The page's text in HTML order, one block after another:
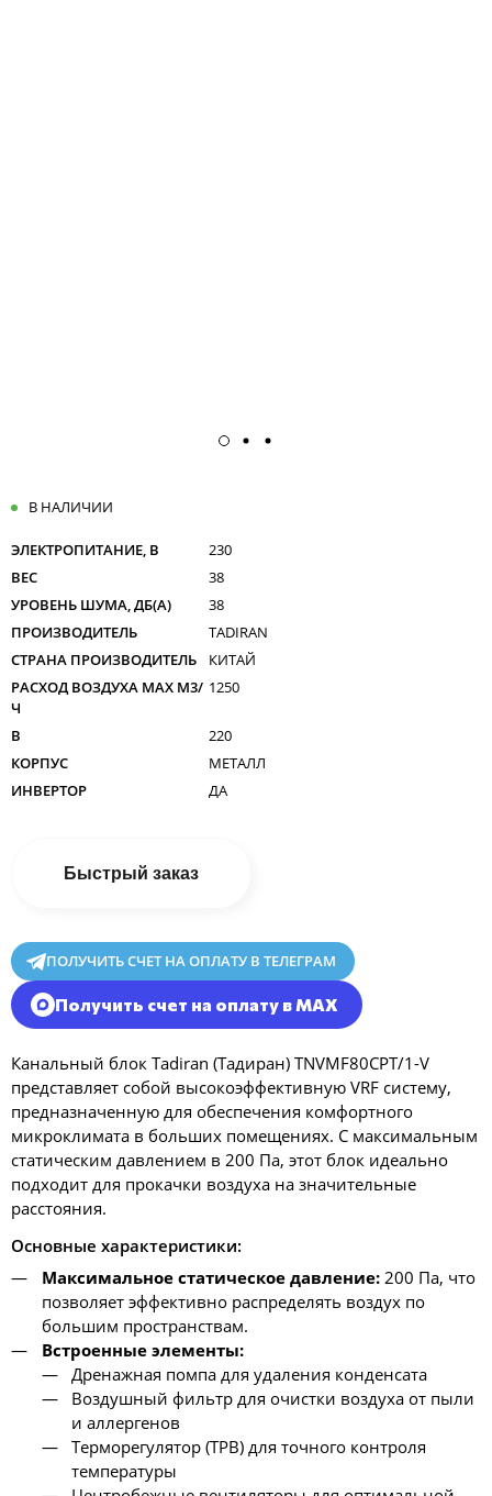
В НАЛИЧИИ
ЭЛЕКТРОПИТАНИЕ, В
230
ВЕС
38
УРОВЕНЬ ШУМА, ДБ(А)
38
ПРОИЗВОДИТЕЛЬ
TADIRAN
СТРАНА ПРОИЗВОДИТЕЛЬ
КИТАЙ
РАСХОД ВОЗДУХА MAX M3/
Ч
1250
В
220
КОРПУС
МЕТАЛЛ
ИНВЕРТОР
ДА
Быстрый заказ
ПОЛУЧИТЬ СЧЕТ НА ОПЛАТУ В ТЕЛЕГРАМ
Получить счет на оплату в MAX
Канальный блок Tadiran (Тадиран) TNVMF80CPT/1-V
представляет собой высокоэффективную VRF систему,
предназначенную для обеспечения комфортного
микроклимата в больших помещениях. С максимальным
статическим давлением в 200 Па, этот блок идеально
подходит для прокачки воздуха на значительные
расстояния.
Основные характеристики:
Максимальное статическое давление:200 Па, что
позволяет эффективно распределять воздух по
большим пространствам.
Встроенные элементы:
Дренажная помпа для удаления конденсата
Воздушный фильтр для очистки воздуха от пыли
и аллергенов
Терморегулятор (ТРВ) для точного контроля
температуры